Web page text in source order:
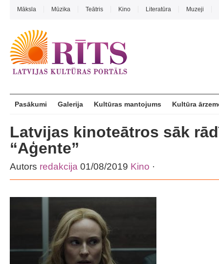
Māksla Mūzika Teātris Kino Literatūra Muzeji
Pasākumi Galerija Kultūras mantojums Kultūra
Latvijas kinoteātros sāk
“Aģente”
Autors redakcija 01/08/2019 Kino ·